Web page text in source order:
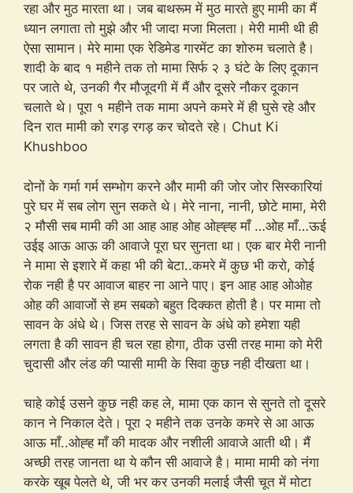
रहा और मुठ मारता था। जब बाथरूम में मुठ मारते हुए मामी का मैं
ध्यान लगाता तो मुझे और भी जादा मजा मिलता। मेरी मामी थी ही
ऐसा सामान। मेरे मामा एक रेडिमेड गारमेंट का शोरुम चलाते है।
शादी के बाद १ महीने तक तो मामा सिर्फ २ ३ घंटे के लिए दूकान
पर जाते थे, उनकी गैर मौजूदगी में मैं और दूसरे नौकर दूकान
चलाते थे। पूरा १ महीने तक मामा अपने कमरे में ही घुसे रहे और
दिन रात मामी को रगड़ रगड़ कर चोदते रहे। Chut Ki
Khushboo
दोनों के गर्मा गर्म सम्भोग करने और मामी की जोर जोर सिस्कारियां
पुरे घर में सब लोग सुन सकते थे। मेरे नाना, नानी, छोटे मामा, मेरी
२ मौसी सब मामी की आ आह आह ओह ओह्ह्ह माँ …ओह माँ…ऊई
उईइ आऊ आऊ की आवाजे पूरा घर सुनता था। एक बार मेरी नानी
ने मामा से इशारे में कहा भी की बेटा..कमरे में कुछ भी करो, कोई
रोक नही है पर आवाज बाहर ना आने पाए। इन आह आह ओओह
ओह की आवाजों से हम सबको बहुत दिक्कत होती है। पर मामा तो
सावन के अंधे थे। जिस तरह से सावन के अंधे को हमेशा यही
लगता है की सावन ही चल रहा होगा, ठीक उसी तरह मामा को मेरी
चुदासी और लंड की प्यासी मामी के सिवा कुछ नही दीखता था।
चाहे कोई उसने कुछ नही कह ले, मामा एक कान से सुनते तो दूसरे
कान ने निकाल देते। पूरा २ महीने तक उनके कमरे से आ आऊ
आऊ माँ..ओह्ह माँ की मादक और नशीली आवाजे आती थी। मैं
अच्छी तरह जानता था ये कौन सी आवाजे है। मामा मामी को नंगा
करके खूब पेलते थे, जी भर कर उनकी मलाई जैसी चूत में मोटा